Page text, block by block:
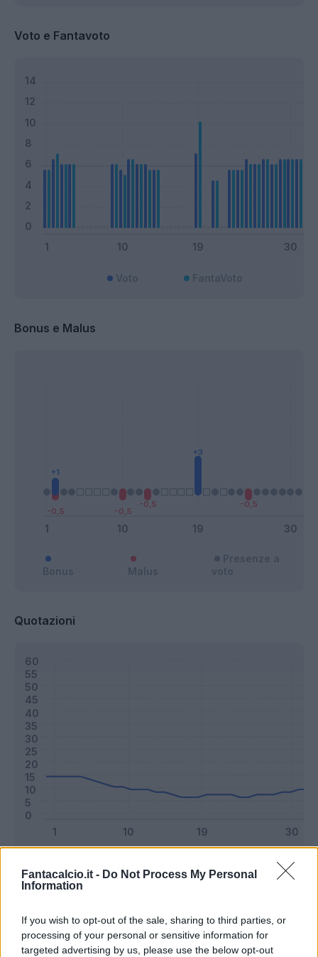
Fantacalcio.it - Do Not Process My Personal
Information
If you wish to opt-out of the sale, sharing to third parties, or
processing of your personal or sensitive information for
targeted advertising by us, please use the below opt-out
Voto e Fantavoto
Bonus e Malus
Quotazioni
Riepilogo stagione
Titolare 16 - 42